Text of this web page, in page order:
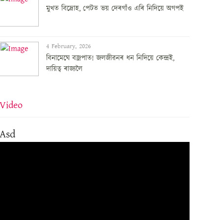
মুখত বিদ্ৰোহ, পেটত ভয় দেৰগাঁও এৰি নিদিয়ে অগপই
4 February, 2026
বিনামেঘে বজ্ৰপাত! জলজীৱনৰ ধন নিদিয়ে কেন্দ্ৰই,
দায়িত্ব ৰাজ্যলৈ
Video
Asd